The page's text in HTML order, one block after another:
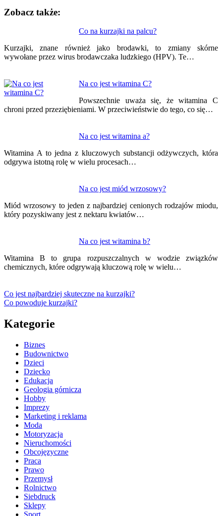
Zobacz także:
Co na kurzajki na palcu?
Kurzajki, znane również jako brodawki, to zmiany skórne
wywołane przez wirus brodawczaka ludzkiego (HPV). Te…
Na co jest witamina C?
Powszechnie uważa się, że witamina C
chroni przed przeziębieniami. W przeciwieństwie do tego, co się…
Na co jest witamina a?
Witamina A to jedna z kluczowych substancji odżywczych, która
odgrywa istotną rolę w wielu procesach…
Na co jest miód wrzosowy?
Miód wrzosowy to jeden z najbardziej cenionych rodzajów miodu,
który pozyskiwany jest z nektaru kwiatów…
Na co jest witamina b?
Witamina B to grupa rozpuszczalnych w wodzie związków
chemicznych, które odgrywają kluczową rolę w wielu…
wpisu
Co jest najbardziej skuteczne na kurzajki?
Co powoduje kurzajki?
Kategorie
Biznes
Budownictwo
Dzieci
Dziecko
Edukacja
Geologia górnicza
Hobby
Imprezy
Marketing i reklama
Moda
Motoryzacja
Nieruchomości
Obcojęzyczne
Praca
Prawo
Przemysł
Rolnictwo
Siebdruck
Sklepy